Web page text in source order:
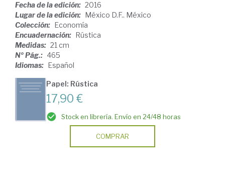
Fecha de la edición: 2016
Lugar de la edición: México D.F.. México
Colección: Economía
Encuadernación: Rústica
Medidas: 21 cm
Nº Pág.: 465
Idiomas: Español
Papel: Rústica
17,90 €
Stock en librería. Envío en 24/48 horas
COMPRAR